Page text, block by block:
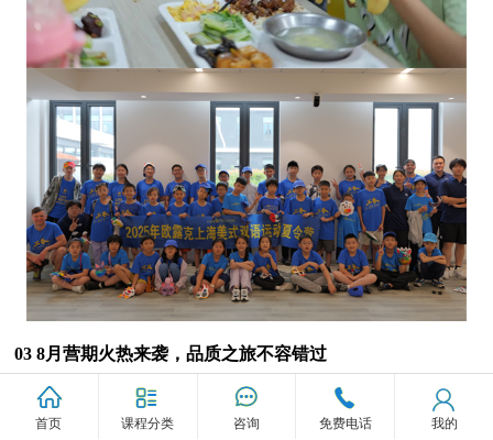
03 8月营期火热来袭，品质之旅不容错过
错过本次营期的家庭不用遗憾，8 月 10 日 - 15 日营期正在火
热招生中！
作为拥有多年成熟经验的夏令营品牌，我们始终
首页 课程分类 咨询 免费电话 我的